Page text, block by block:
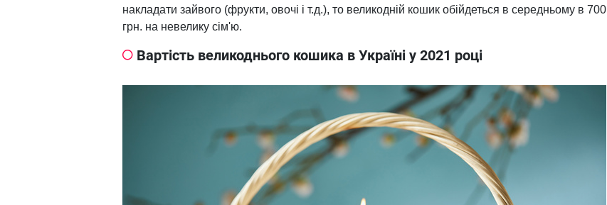
накладати зайвого (фрукти, овочі і т.д.), то великодній кошик обійдеться в середньому в 700
грн. на невелику сім'ю.
Вартість великоднього кошика в Україні у 2021 році